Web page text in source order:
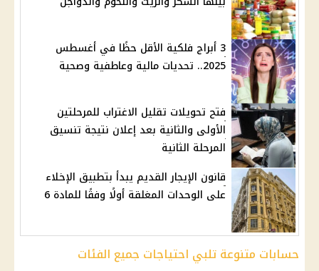
3 أبراج فلكية الأقل حظًا في أغسطس
2025.. تحديات مالية وعاطفية وصحية
فتح تحويلات تقليل الاغتراب للمرحلتين
الأولى والثانية بعد إعلان نتيجة تنسيق
المرحلة الثانية
قانون الإيجار القديم يبدأ بتطبيق الإخلاء
على الوحدات المغلقة أولًا وفقًا للمادة 6
حسابات متنوعة تلبي احتياجات جميع الفئات